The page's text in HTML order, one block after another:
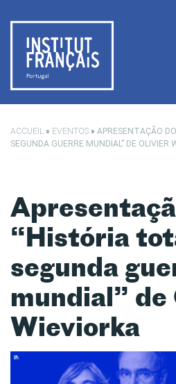
ACCUEIL » EVENTOS » APRESENTAÇÃO
SEGUNDA GUERRE MUNDIAL” DE OLIVIER
“História
segunda
mundial”
Wieviorka